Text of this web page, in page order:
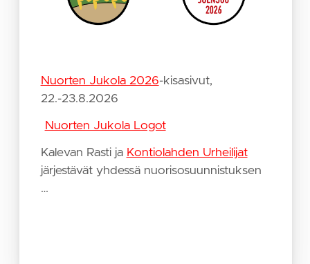
Nuorten Jukola 2026-kisasivut,
22.-23.8.2026
Nuorten Jukola Logot
Kalevan Rasti ja Kontiolahden Urheilijat
järjestävät yhdessä nuorisosuunnistuksen
…